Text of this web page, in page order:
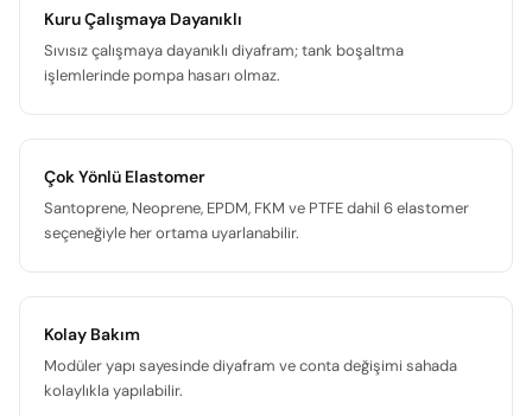
Kuru Çalışmaya Dayanıklı
Sıvısız çalışmaya dayanıklı diyafram; tank boşaltma
işlemlerinde pompa hasarı olmaz.
Çok Yönlü Elastomer
Santoprene, Neoprene, EPDM, FKM ve PTFE dahil 6 elastomer
seçeneğiyle her ortama uyarlanabilir.
Kolay Bakım
Modüler yapı sayesinde diyafram ve conta değişimi sahada
kolaylıkla yapılabilir.